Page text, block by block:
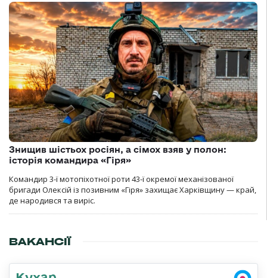
Знищив шістьох росіян, а сімох взяв у полон:
історія командира «Гіря»
Командир 3-ї мотопіхотної роти 43-ї окремої механізованої
бригади Олексій із позивним «Гіря» захищає Харківщину — край,
де народився та виріс.
ВАКАНСІЇ